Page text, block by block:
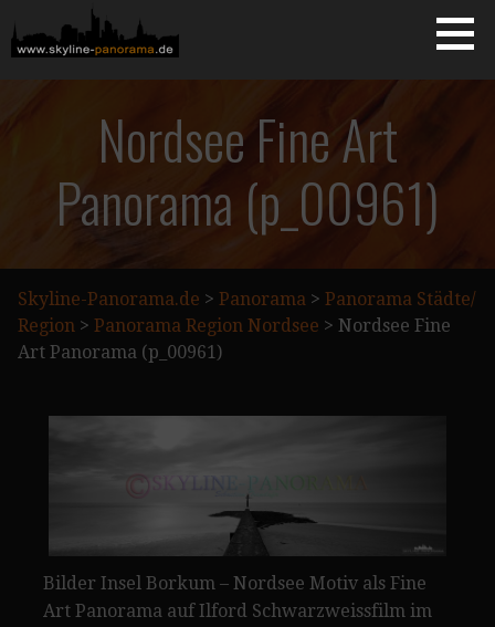
Inhalt
springen
SKYLINE-PANORAMA.DE
Nordsee Fine Art
Panorama (p_00961)
Skyline-Panorama.de > Panorama > Panorama Städte/
Region > Panorama Region Nordsee > Nordsee Fine
Art Panorama (p_00961)
Bilder Insel Borkum – Nordsee Motiv als Fine
Art Panorama auf Ilford Schwarzweissfilm im